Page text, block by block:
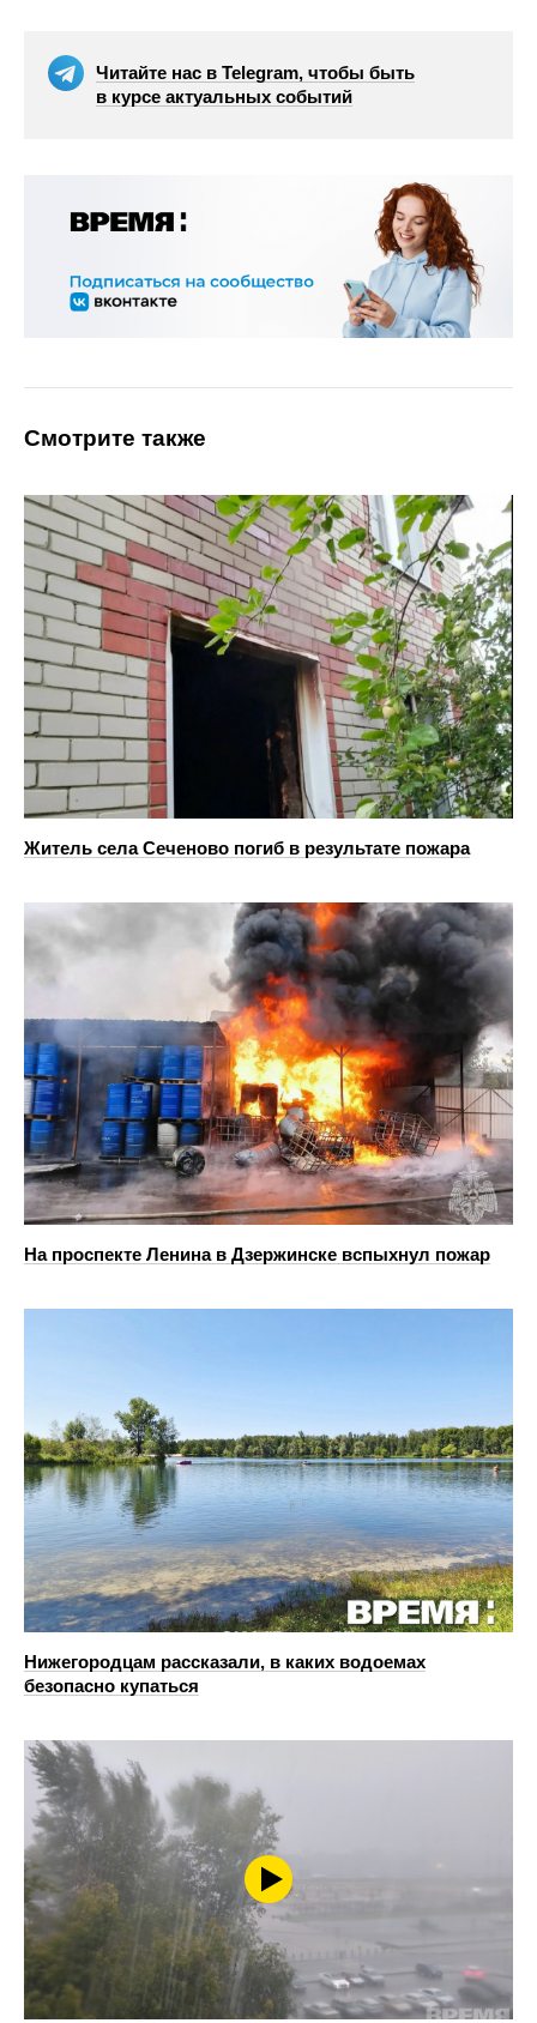
Читайте нас в Telegram, чтобы быть
в курсе актуальных событий
Смотрите также
Житель села Сеченово погиб в результате пожара
На проспекте Ленина в Дзержинске вспыхнул пожар
Нижегородцам рассказали, в каких водоемах
безопасно купаться